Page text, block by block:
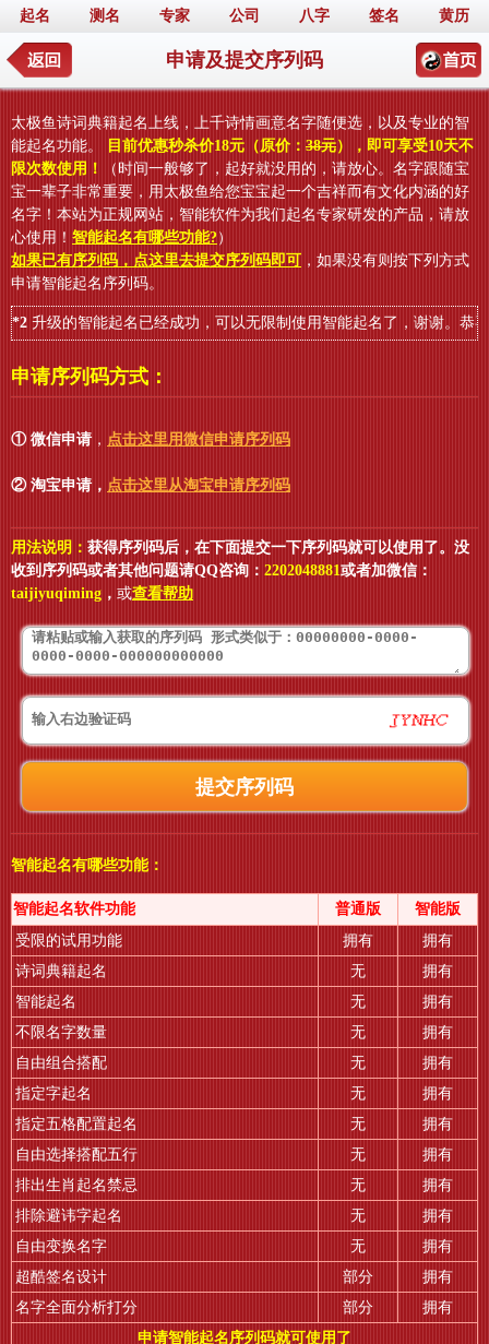
起名 测名 专家 公司 八字 签名 黄历
申请及提交序列码
太极鱼诗词典籍起名上线，上千诗情画意名字随便选，以及专业的智
能起名功能。
目前优惠秒杀价18元（原价： 38元），即可享受10天不
限次数使用！
（时间一般够了，起好就没用的，请放心。名字跟随宝
宝一辈子非常重要，用太极鱼给您宝宝起一个吉祥而有文化内涵的好
名字！本站为正规网站，智能软件为我们起名专家研发的产品，请放
心使用！ 智能起名有哪些功能?）
如果已有序列码，点这里去提交序列码即可 ，如果没有则按下列方式
申请智能起名序列码。
升级的智能起名已经成功，可以无限制使用智能起名了，谢谢。恭喜
申请序列码方式：
① 微信申请 ， 点击这里用微信申请序列码
② 淘宝申请 ， 点击这里从淘宝申请序列码
用法说明： 获得序列码后，在下面提交一下序列码就可以使用了。没
收到序列码或者其他问题请QQ咨询： 2202048881或者加微信：
taijiyuqiming ， 或查看帮助
智能起名有哪些功能：
智能起名软件功能 普通版
智能版
受限的试用功能
拥有
拥有
诗词典籍起名
无
拥有
智能起名
无
拥有
不限名字数量
无
拥有
自由组合搭配
无
拥有
指定字起名
无
拥有
指定五格配置起名
无
拥有
自由选择搭配五行
无
拥有
排出生肖起名禁忌
无
拥有
排除避讳字起名
无
拥有
自由变换名字
无
拥有
超酷签名设计
部分
拥有
名字全面分析打分
部分
拥有
申请智能起名序列码就可使用了